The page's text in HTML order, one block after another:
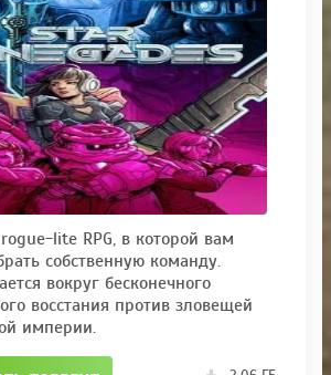
lite RPG, в которой вам
собственную команду.
вокруг бесконечного
восстания против зловещей
империи.